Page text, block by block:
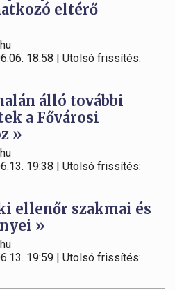
eltérő
18:58 | Utolsó frissítés:
álló további
a Fővárosi
»
19:38 | Utolsó frissítés:
ellenőr szakmai és
»
19:59 | Utolsó frissítés: